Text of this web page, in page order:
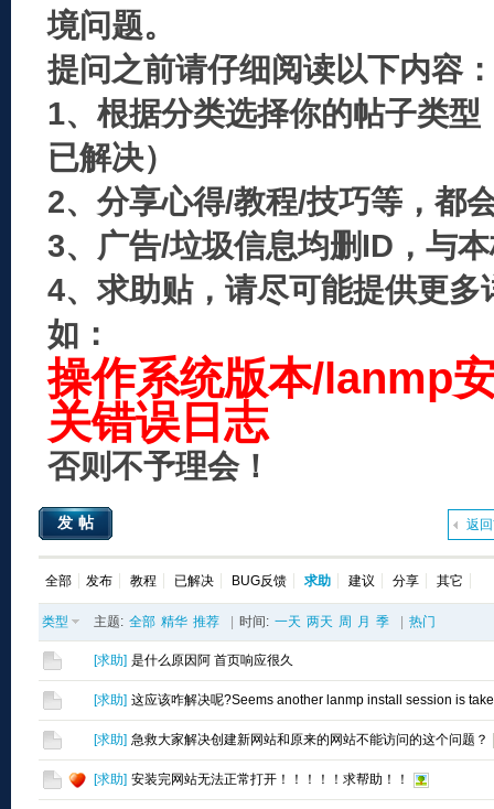
境问题。
提问之前请仔细阅读以下内容：
1、根据分类选择你的帖子类
已解决）
2、分享心得/教程/技巧等，都
3、广告/垃圾信息均删ID，与
4、求助贴，请尽可能提供更
如：
操作系统版本/lanmp
关错误日志
否则不予理会！
返
发帖
全部 发布 教程 已解决 BUG反馈 求助 建议 分享 其它
类型 主题: 全部 精华 推荐 时间: 一天 两天 周 月 季 热门
[求助] 是什么原因阿 首页响应很久
[求助] 这应该咋解决呢?Seems another lanmp install session is
[求助] 急救大家解决创建新网站和原来的网站不能访问的这个问题？
[求助] 安装完网站无法正常打开！！！！！求帮助！！